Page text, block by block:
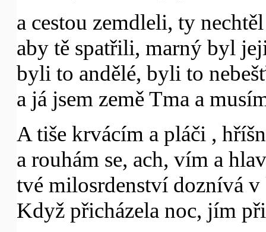
a cestou zemdleli, ty
aby tě spatřili, marný byl
byli to andělé, byli to
a já jsem země Tma a
A tiše krvácím a pláči ,
a rouhám se, ach, vím a
tvé milosrdenství doznívá v
Když přicházela noc, jím